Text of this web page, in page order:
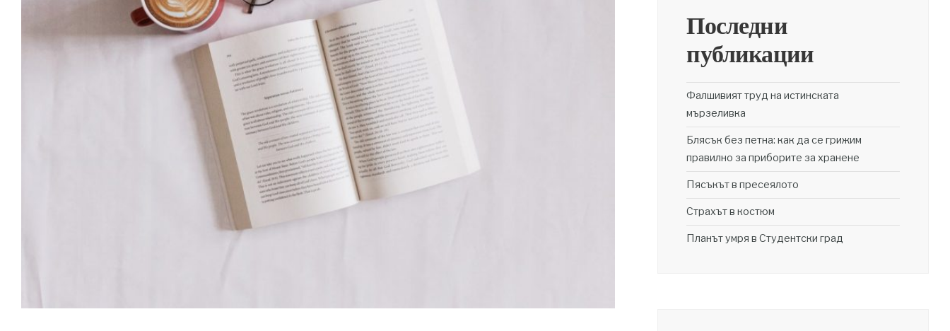
Последни
публикации
Фалшивият труд на истинската
мързеливка
Блясък без петна: как да се грижим
правилно за приборите за хранене
Пясъкът в пресеялото
Страхът в костюм
Планът умря в Студентски град